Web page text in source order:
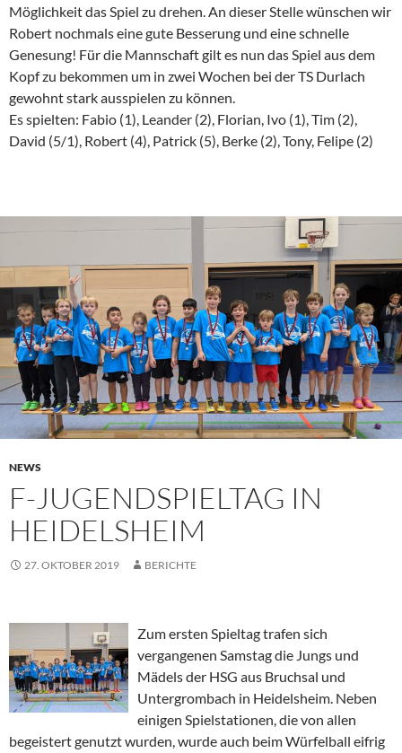
Möglichkeit das Spiel zu drehen. An dieser Stelle wünschen wir
Robert nochmals eine gute Besserung und eine schnelle
Genesung! Für die Mannschaft gilt es nun das Spiel aus dem
Kopf zu bekommen um in zwei Wochen bei der TS Durlach
gewohnt stark ausspielen zu können.
Es spielten: Fabio (1), Leander (2), Florian, Ivo (1), Tim (2),
David (5/1), Robert (4), Patrick (5), Berke (2), Tony, Felipe (2)
NEWS
F-JUGENDSPIELTAG IN
HEIDELSHEIM
27. OKTOBER 2019 BERICHTE
Zum ersten Spieltag trafen sich
vergangenen Samstag die Jungs und
Mädels der HSG aus Bruchsal und
Untergrombach in Heidelsheim. Neben
einigen Spielstationen, die von allen
begeistert genutzt wurden, wurde auch beim Würfelball eifrig